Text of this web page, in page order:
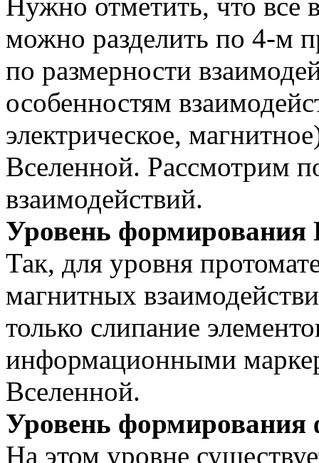
можно разделить по 4-м
по размерности
особенностям
электрическое,
Вселенной. Рассмотрим
взаимодействий.
Уровень формирования
Так, для уровня
магнитных
только слипание
информационными
Вселенной.
Уровень формирования
На этом уровне